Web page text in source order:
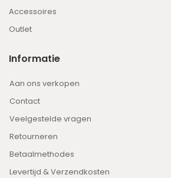
Accessoires
Outlet
Informatie
Aan ons verkopen
Contact
Veelgestelde vragen
Retourneren
Betaalmethodes
Levertijd & Verzendkosten